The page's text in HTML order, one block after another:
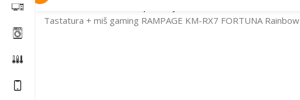
Početna
Tastatura + miš gaming RAMPAGE KM-RX7 FORTUNA